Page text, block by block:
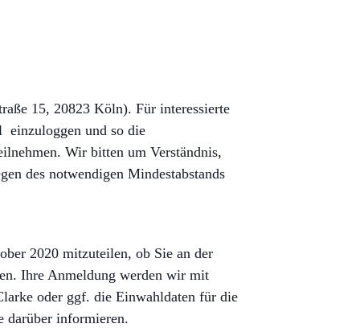
15, 20823 Köln). Für interessierte
und so die
Wir bitten um Verständnis,
des notwendigen Mindestabstands
2020 mitzuteilen, ob Sie an der
Ihre Anmeldung werden wir mit
oder ggf. die Einwahldaten für die
darüber informieren.